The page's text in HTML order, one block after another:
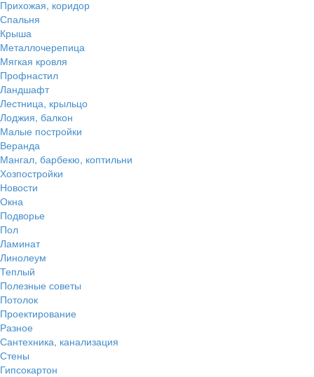
Прихожая, коридор
Спальня
Крыша
Металлочерепица
Мягкая кровля
Профнастил
Ландшафт
Лестница, крыльцо
Лоджия, балкон
Малые постройки
Веранда
Мангал, барбекю, коптильни
Хозпостройки
Новости
Окна
Подворье
Пол
Ламинат
Линолеум
Теплый
Полезные советы
Потолок
Проектирование
Разное
Сантехника, канализация
Стены
Гипсокартон